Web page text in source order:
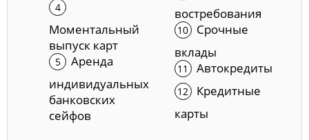
Моментальный
выпуск карт
Аренда
индивидуальных
банковских
сейфов
востребования
Срочные
вклады
Автокредиты
Кредитные
карты